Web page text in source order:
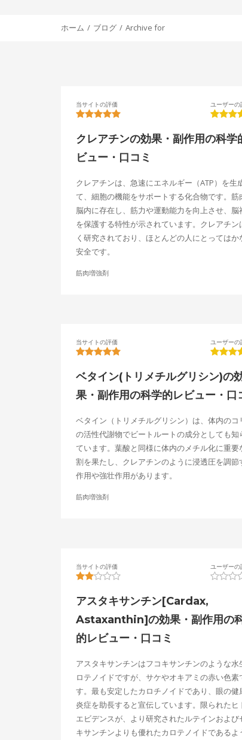
ホーム ブログ Archive for
当サイトの評価 ユーザーの
クレアチンの効果・副作用の科学
ビュー・口コミ
クレアチンは、急速にエネルギー（ATP）を生
て、細胞の機能をサポートする化合物です。筋
脳内に存在し、筋力や運動能力を向上させ、脳
を保護する特性が示されています。クレアチン
く研究されており、ほとんどの人にとってはか
安全です。
筋肉増強剤
当サイトの評価 ユーザーの
ベタイン(トリメチルグリシン)の
果・副作用の科学的レビュー・口
ベタイン（トリメチルグリシン）は、体内のコ
の活性代謝物でビートルートの成分としても知
ています。葉酸と同様に体内のメチル化に重要
割を果たし、クレアチンのように浸透圧を調節
作用や強壮作用があります。
筋肉増強剤
当サイトの評価 ユーザーの
アスタキサンチン[Cardax,
Astaxanthin]の効果・副作用の
的レビュー・口コミ
アスタキサンチンはフコキサンチンのような水
ロテノイドですが、サケやオキアミの赤い色素
す。最も安定したカロチノイドであり、眼の健
炎症を助長すると宣伝しています。限られたヒ
エビデンスが、より研究されたルテインおよび
キサンチンよりも優れたカロテノイドであるよ